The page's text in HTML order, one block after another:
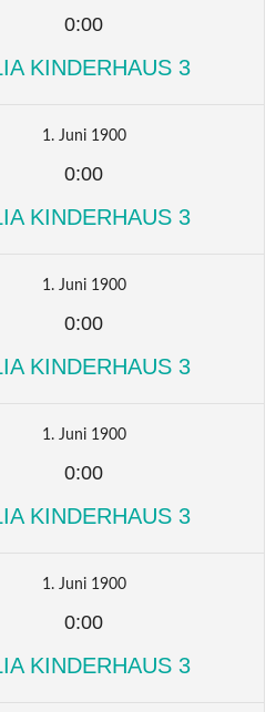
0:00
KINDERHAUS 3
1. Juni 1900
0:00
KINDERHAUS 3
1. Juni 1900
0:00
KINDERHAUS 3
1. Juni 1900
0:00
KINDERHAUS 3
1. Juni 1900
0:00
KINDERHAUS 3